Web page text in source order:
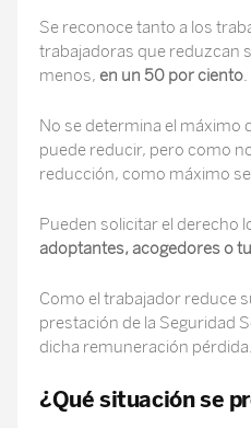
Se reconoce tanto a los
trabajadoras que reduzcan
menos, en un 50 por ciento.
No se determina el máximo
puede reducir, pero como
reducción, como máximo
Pueden solicitar el derecho
adoptantes, acogedores o
Como el trabajador reduce
prestación de la Seguridad
dicha remuneración pérdida.
¿Qué situación se